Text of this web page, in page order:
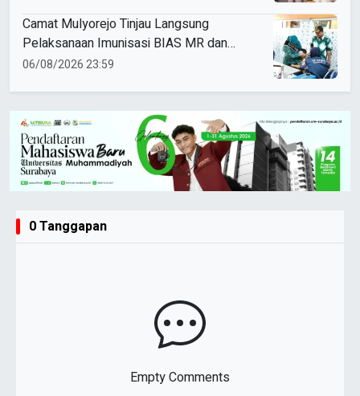
Camat Mulyorejo Tinjau Langsung
Pelaksanaan Imunisasi BIAS MR dan
HPV di SD Muhammadiyah 18 Surabaya
06/08/2026 23:59
0 Tanggapan
Empty Comments